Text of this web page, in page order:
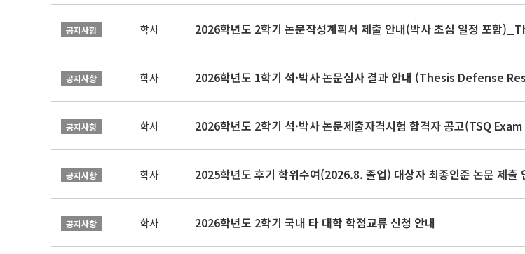
공지사항 학사
공지사항 학사 2026학년도 1학기 석·박사 논문심사 결과 안내 (Thesis Defense
공지사항 학사 2026학년도 2학기 석·박사 논문제출자격시험 합격자 공고(TSQ
공지사항 학사 2025학년도 후기 학위수여(2026.8. 졸업) 대상자 최종인준 논문 제출
공지사항 학사 2026학년도 2학기 국내 타 대학 학점교류 신청 안내